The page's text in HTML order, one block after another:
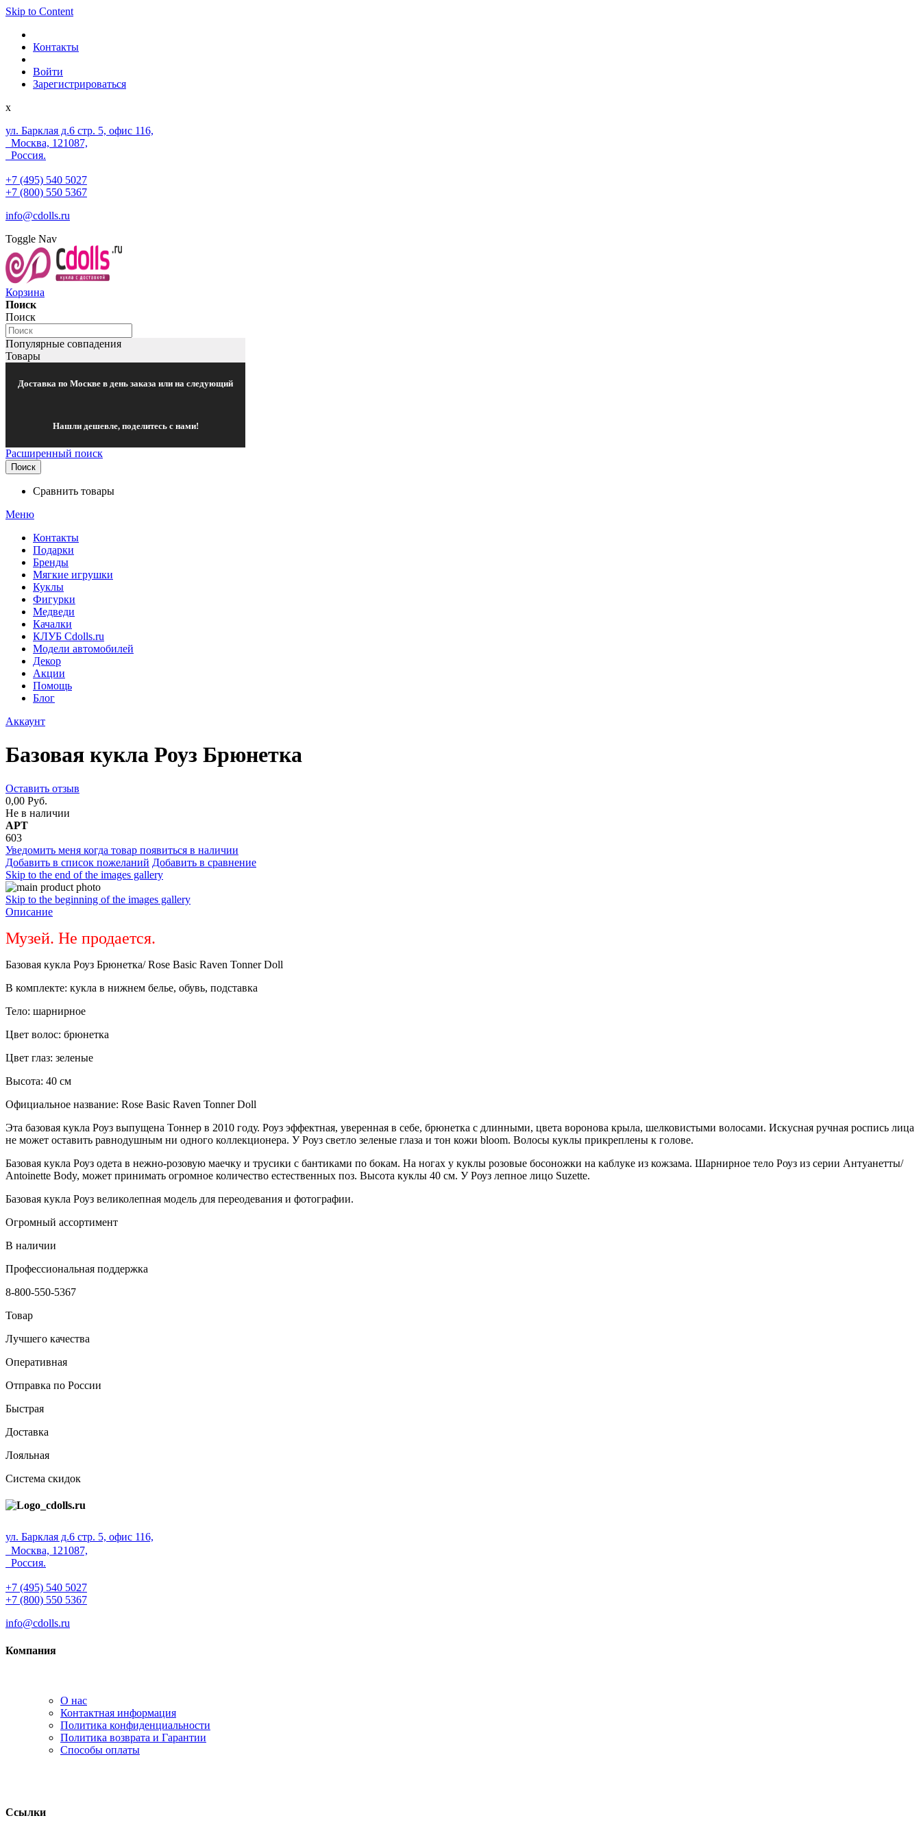
Skip to Content
Контакты
Войти
Зарегистрироваться
x
ул. Барклая д.6 стр. 5, офис 116,
Москва, 121087,
Россия.
+7 (495) 540 5027
+7 (800) 550 5367
info@cdolls.ru
Toggle Nav
Корзина
Поиск
Поиск
Популярные совпадения
Товары
Доставка по Москве в день заказа или на следующий
Нашли дешевле, поделитесь с нами!
Расширенный поиск
Поиск
Сравнить товары
Меню
Контакты
Подарки
Бренды
Мягкие игрушки
Куклы
Фигурки
Медведи
Качалки
КЛУБ Cdolls.ru
Модели автомобилей
Декор
Акции
Помощь
Блог
Аккаунт
Базовая кукла Роуз Брюнетка
Оставить отзыв
0,00 Руб.
Не в наличии
АРТ
603
Уведомить меня когда товар появиться в наличии
Добавить в список пожеланий Добавить в сравнение
Skip to the end of the images gallery
Skip to the beginning of the images gallery
Описание
Музей. Не продается.
Базовая кукла Роуз Брюнетка/ Rose Basic Raven Tonner Doll
В комплекте: кукла в нижнем белье, обувь, подставка
Тело: шарнирное
Цвет волос: брюнетка
Цвет глаз: зеленые
Высота: 40 см
Официальное название: Rose Basic Raven Tonner Doll
Эта базовая кукла Роуз выпущена Тоннер в 2010 году. Роуз эффектная, уверенная в себе, брюнетка с длинными, цвета воронова крыла, шелковистыми волосами. Искусная ручная роспись лица
не может оставить равнодушным ни одного коллекционера. У Роуз светло зеленые глаза и тон кожи bloom. Волосы куклы прикреплены к голове.
Базовая кукла Роуз одета в нежно-розовую маечку и трусики с бантиками по бокам. На ногах у куклы розовые босоножки на каблуке из кожзама. Шарнирное тело Роуз из серии Антуанетты/
Antoinette Body, может принимать огромное количество естественных поз. Высота куклы 40 см. У Роуз лепное лицо Suzette.
Базовая кукла Роуз великолепная модель для переодевания и фотографии.
Огромный ассортимент
В наличии
Профессиональная поддержка
8-800-550-5367
Товар
Лучшего качества
Оперативная
Отправка по России
Быстрая
Доставка
Лояльная
Система скидок
ул. Барклая д.6 стр. 5, офис 116,
Москва, 121087,
Россия.
+7 (495) 540 5027
+7 (800) 550 5367
info@cdolls.ru
Компания
О нас
Контактная информация
Политика конфиденциальности
Политика возврата и Гарантии
Способы оплаты
Ссылки